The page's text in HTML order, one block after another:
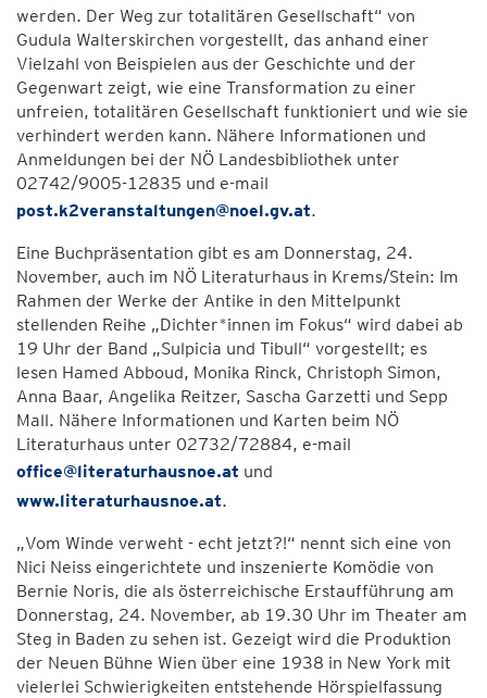
werden. Der Weg zur totalitären Gesellschaft“ von
Gudula Walterskirchen vorgestellt, das anhand einer
Vielzahl von Beispielen aus der Geschichte und der
Gegenwart zeigt, wie eine Transformation zu einer
unfreien, totalitären Gesellschaft funktioniert und wie sie
verhindert werden kann. Nähere Informationen und
Anmeldungen bei der NÖ Landesbibliothek unter
02742/9005-12835 und e-mail
post.k2veranstaltungen@noel.gv.at.
Eine Buchpräsentation gibt es am Donnerstag, 24.
November, auch im NÖ Literaturhaus in Krems/Stein: Im
Rahmen der Werke der Antike in den Mittelpunkt
stellenden Reihe „Dichter*innen im Fokus“ wird dabei ab
19 Uhr der Band „Sulpicia und Tibull“ vorgestellt; es
lesen Hamed Abboud, Monika Rinck, Christoph Simon,
Anna Baar, Angelika Reitzer, Sascha Garzetti und Sepp
Mall. Nähere Informationen und Karten beim NÖ
Literaturhaus unter 02732/72884, e-mail
office@literaturhausnoe.at und
www.literaturhausnoe.at.
„Vom Winde verweht - echt jetzt?!“ nennt sich eine von
Nici Neiss eingerichtete und inszenierte Komödie von
Bernie Noris, die als österreichische Erstaufführung am
Donnerstag, 24. November, ab 19.30 Uhr im Theater am
Steg in Baden zu sehen ist. Gezeigt wird die Produktion
der Neuen Bühne Wien über eine 1938 in New York mit
vielerlei Schwierigkeiten entstehende Hörspielfassung